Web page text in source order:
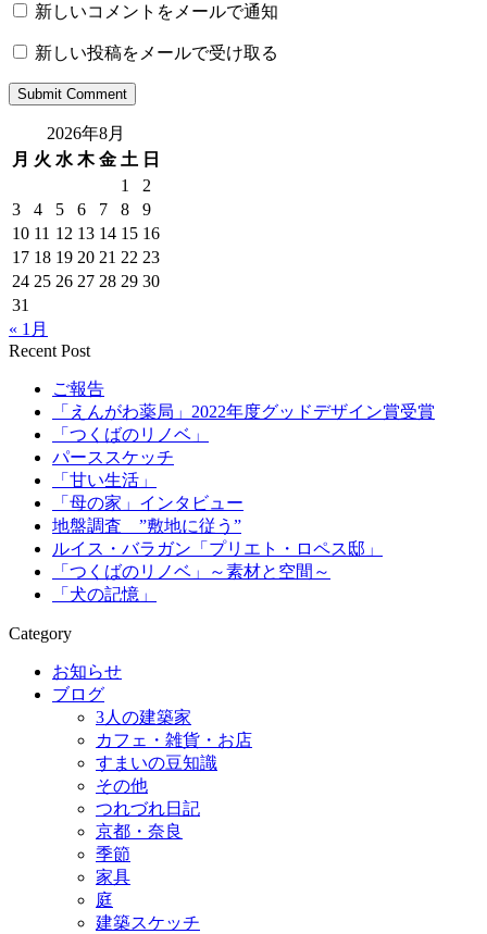
新しいコメントをメールで通知
新しい投稿をメールで受け取る
2026年8月
月 火 水 木 金 土 日
1
2
3
4 5 6 7 8
9
10 11 12 13 14 15 16
17 18 19 20 21 22 23
24 25 26 27 28 29 30
31
« 1月
Recent Post
ご報告
「えんがわ薬局」2022年度グッドデザイン賞受賞
「つくばのリノベ」
パーススケッチ
「甘い生活」
「母の家」インタビュー
地盤調査 ”敷地に従う”
ルイス・バラガン「プリエト・ロペス邸」
「つくばのリノベ」～素材と空間～
「犬の記憶」
Category
お知らせ
ブログ
3人の建築家
カフェ・雑貨・お店
すまいの豆知識
その他
つれづれ日記
京都・奈良
季節
家具
庭
建築スケッチ